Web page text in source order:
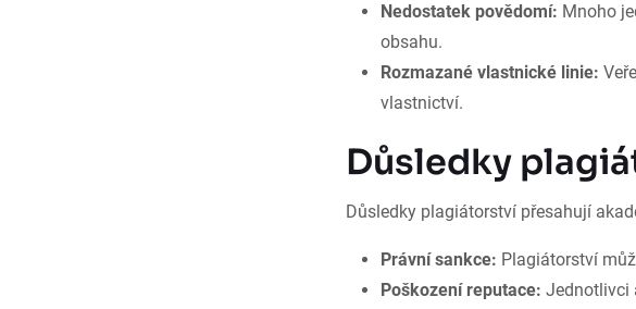
Nedostatek povědomí: Mnoho
obsahu.
Rozmazané vlastnické linie:
vlastnictví.
Důsledky
Důsledky plagiátorství přesahují
Právní sankce: Plagiátorství
Poškození reputace: Jednotlivci